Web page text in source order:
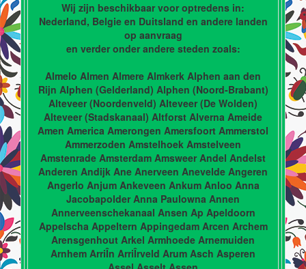
Wij zijn beschikbaar voor optredens in:
Nederland, Belgie en Duitsland en andere landen
op aanvraag
en verder onder andere steden zoals:
Almelo Almen Almere Almkerk Alphen aan den
Rijn Alphen (Gelderland) Alphen (Noord-Brabant)
Alteveer (Noordenveld) Alteveer (De Wolden)
Alteveer (Stadskanaal) Altforst Alverna Ameide
Amen America Amerongen Amersfoort Ammerstol
Ammerzoden Amstelhoek Amstelveen
Amstenrade Amsterdam Amsweer Andel Andelst
Anderen Andijk Ane Anerveen Anevelde Angeren
Angerlo Anjum Ankeveen Ankum Anloo Anna
Jacobapolder Anna Paulowna Annen
Annerveenschekanaal Ansen Ap Apeldoorn
Appelscha Appeltern Appingedam Arcen Archem
Arensgenhout Arkel Armhoede Arnemuiden
Arnhem ArriÎn ArriÎrveld Arum Asch Asperen